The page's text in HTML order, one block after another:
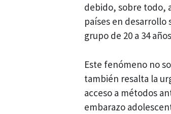
debido, sobre todo,
países en
grupo de 20 a 34
Este fenómeno no
también resalta la
acceso a métodos
embarazo